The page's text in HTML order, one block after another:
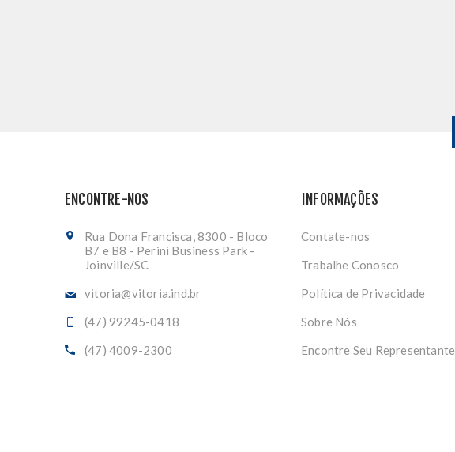
ENCONTRE-NOS
Rua Dona Francisca, 8300 - Bloco
B7 e B8 - Perini Business Park -
Joinville/SC
vitoria@vitoria.ind.br
(47) 99245-0418
(47) 4009-2300
INFORMAÇÕES
Contate-nos
Trabalhe Conosco
Política de Privacidade
Sobre Nós
Encontre Seu Representante